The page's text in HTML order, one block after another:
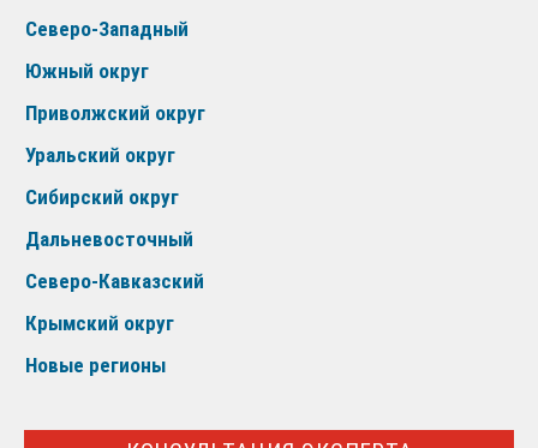
Северо-Западный
Южный округ
Приволжский округ
Уральский округ
Сибирский округ
Дальневосточный
Северо-Кавказский
Крымский округ
Новые регионы